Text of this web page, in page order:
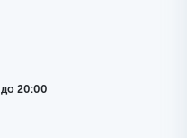
20:00